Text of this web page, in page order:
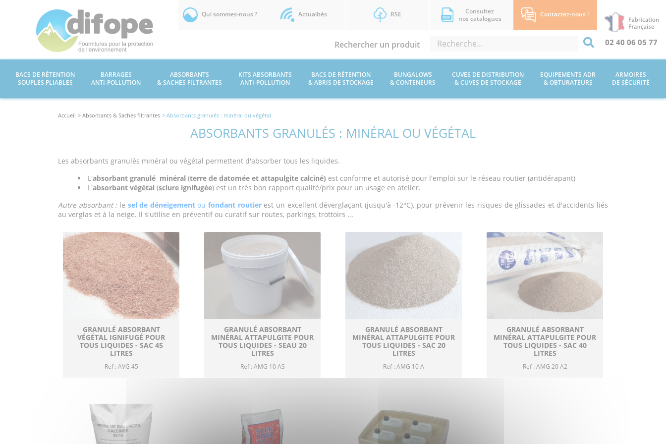
Qui sommes-nous ? Actualités RSE
Consultez
nos catalogues
Contactez-nous !
Rechercher un produit 02 40 06 05 77
BACS DE RÉTENTION
SOUPLES PLIABLES
BARRAGES
ANTI-POLLUTION
ABSORBANTS
& SACHES FILTRANTES
KITS ABSORBANTS
ANTI-POLLUTION
BACS DE RÉTENTION
& ABRIS DE STOCKAGE
BUNGALOWS
& CONTENEURS
CUVES DE DISTRIBUTION
& CUVES DE STOCKAGE
EQUIPEMENTS ADR
& OBTURATEURS
ARMOIRES
DE SÉCURITÉ
Accueil > Absorbants & Saches filtrantes > Absorbants granulés : minéral ou végétal
ABSORBANTS GRANULÉS : MINÉRAL OU VÉGÉTAL
Les absorbants granulés minéral ou végétal permettent d'absorber tous les liquides.
L'absorbant granulé minéral (terre de datomée et attapulgite calciné) est conforme et autorisé pour l'emploi sur le réseau routier (antidérapant)
L'absorbant végétal (sciure ignifugée) est un très bon rapport qualité/prix pour un usage en atelier.
Autre absorbant :le sel de déneigementou fondant routierest un excellent déverglaçant (jusqu'à -12°C), pour prévenir les risques de glissades et d'accidents liés
au verglas et à la neige. Il s'utilise en préventif ou curatif sur routes, parkings, trottoirs ...
GRANULÉ ABSORBANT
VÉGÉTAL IGNIFUGÉ POUR
TOUS LIQUIDES - SAC 45
LITRES
Ref : AVG 45
GRANULÉ ABSORBANT
MINÉRAL ATTAPULGITE POUR
TOUS LIQUIDES - SEAU 20
LITRES
Ref : AMG 10 AS
GRANULÉ ABSORBANT
MINÉRAL ATTAPULGITE POUR
TOUS LIQUIDES - SAC 20
LITRES
Ref : AMG 10 A
GRANULÉ ABSORBANT
MINÉRAL ATTAPULGITE POUR
TOUS LIQUIDES - SAC 40
LITRES
Ref : AMG 20 A2